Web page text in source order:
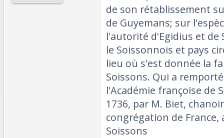
de son rétablissement
de Guyemans; sur
l'autorité d'Egidius et de
le Soissonnois et pays
lieu où s'est donnée la
Soissons. Qui a
l'Académie françoise de
1736, par M. Biet,
congrégation de France,
Soissons‎